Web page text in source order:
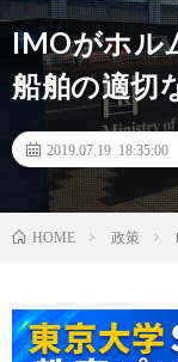
IMOがホル
船舶の適切
2019.07.19 18:35:00
HOME 政策